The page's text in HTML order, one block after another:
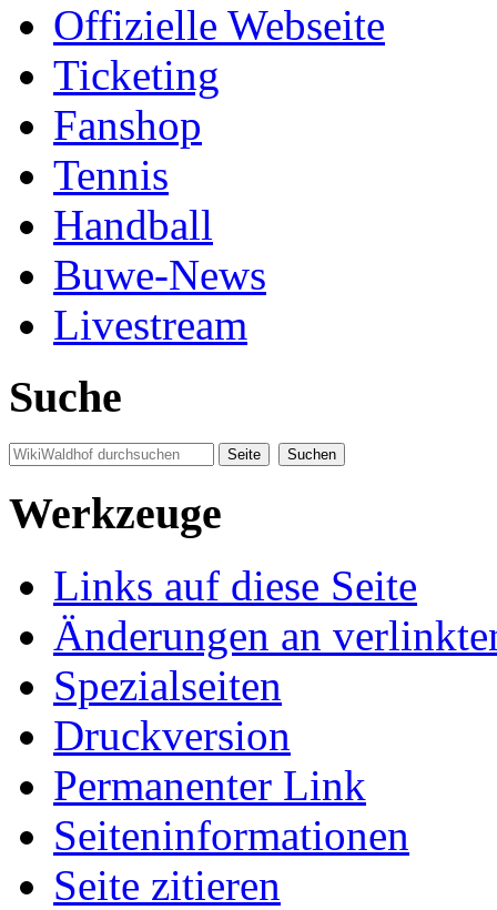
Offizielle Webseite
Ticketing
Fanshop
Tennis
Handball
Buwe-News
Livestream
Suche
Werkzeuge
Links auf diese Seite
Änderungen an
Spezialseiten
Druckversion
Permanenter Link
Seiten­informationen
Seite zitieren